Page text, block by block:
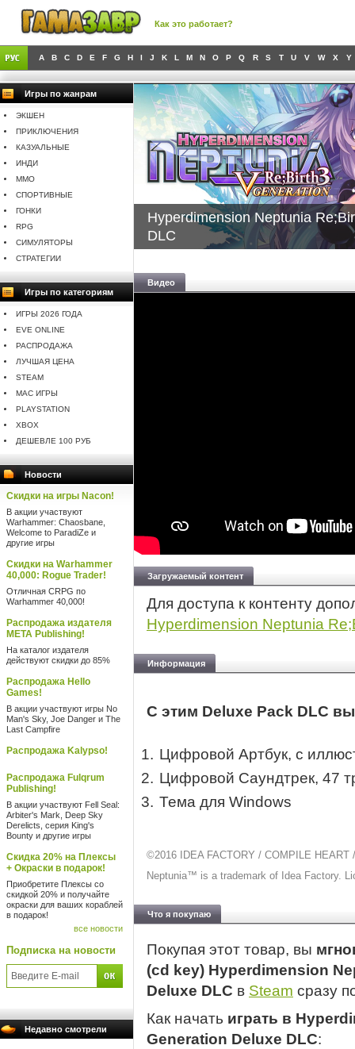
Как это работает?
A B C D E F G H I J K L M N O P Q R S T U V W X Y
Игры по жанрам
ЭКШЕН
ПРИКЛЮЧЕНИЯ
КАЗУАЛЬНЫЕ
ИНДИ
MMO
СПОРТИВНЫЕ
ГОНКИ
RPG
СИМУЛЯТОРЫ
СТРАТЕГИИ
Игры по категориям
ИГРЫ 2026 ГОДА
EVE ONLINE
РАСПРОДАЖА
ЛУЧШАЯ ЦЕНА
STEAM
MAC ИГРЫ
PLAYSTATION
XBOX
ДЕШЕВЛЕ 100 РУБ
Новости
Скидки на игры Nacon!
В акции участвуют
Warhammer: Chaosbane,
Welcome to ParadiZe и
другие игры
Скидки на Warhammer
40,000: Rogue Trader!
Отличная CRPG по
Warhammer 40,000!
Распродажа издателя
META Publishing!
На каталог издателя
действуют скидки до 85%
Распродажа Hello
Games!
В акции участвуют игры No
Man's Sky, Joe Danger и The
Last Campfire
Распродажа Kalypso!
Распродажа Fulqrum
Publishing!
В акции участвуют Fell Seal:
Arbiter's Mark, Deep Sky
Derelicts, серия King's
Bounty и другие игры
Скидка 20% на Плексы
+ Окраски в подарок!
Приобретите Плексы со
скидкой 20% и получайте
окраски для ваших кораблей
в подарок!
все новости
Подписка на новости
Недавно смотрели
Hyperdimension Neptunia
DLC
Видео
Загружаемый контент
Для доступа к контенту
Hyperdimension Neptunia
Информация
С этим Deluxe Pack DLC
Цифровой Артбук, с
Цифровой Саундтрек, 47
Тема для Windows
©2016 IDEA FACTORY / COMPILE
Neptunia™ is a trademark of Idea Factory.
Что я покупаю
Покупая этот товар, вы
(cd key) Hyperdimension
Deluxe DLC в Steam сразу
Как начать играть в
Generation Deluxe DLC: